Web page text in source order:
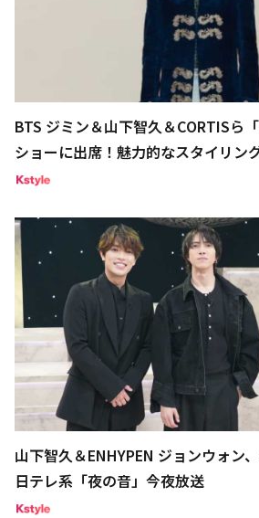
BTS ジミン＆山下智久＆CORTISら
ショーに出席！魅力的なスタイリン
山下智久＆ENHYPEN ジョンウォン
日テレ系「夜の音」今夜放送